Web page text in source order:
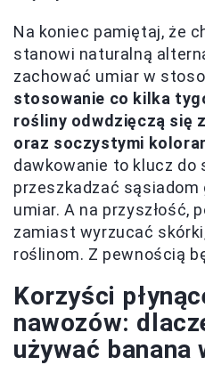
Na koniec pamiętaj, że
stanowi naturalną
zachować umiar w
stosowanie co kilka
rośliny odwdzięczą się
oraz soczystymi
dawkowanie to klucz do
przeszkadzać sąsiadom
umiar. A na przyszłość,
zamiast wyrzucać
roślinom. Z pewnością
Korzyści
nawozów:
używać banana